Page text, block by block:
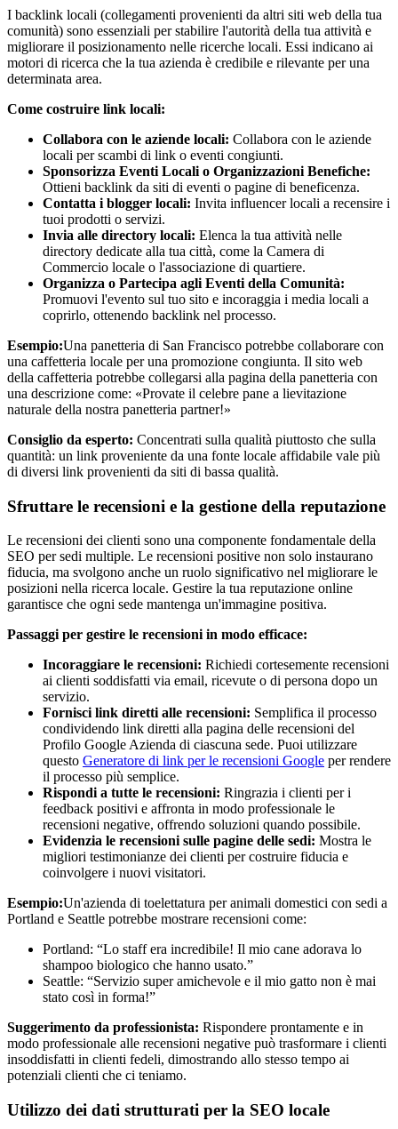
I backlink locali (collegamenti provenienti da altri siti web della tua
comunità) sono essenziali per stabilire l'autorità della tua attività e
migliorare il posizionamento nelle ricerche locali. Essi indicano ai
motori di ricerca che la tua azienda è credibile e rilevante per una
determinata area.
Come costruire link locali:
Collabora con le aziende locali: Collabora con le aziende
locali per scambi di link o eventi congiunti.
Sponsorizza Eventi Locali o Organizzazioni Benefiche:
Ottieni backlink da siti di eventi o pagine di beneficenza.
Contatta i blogger locali: Invita influencer locali a recensire i
tuoi prodotti o servizi.
Invia alle directory locali: Elenca la tua attività nelle
directory dedicate alla tua città, come la Camera di
Commercio locale o l'associazione di quartiere.
Organizza o Partecipa agli Eventi della Comunità:
Promuovi l'evento sul tuo sito e incoraggia i media locali a
coprirlo, ottenendo backlink nel processo.
Esempio:Una panetteria di San Francisco potrebbe collaborare con
una caffetteria locale per una promozione congiunta. Il sito web
della caffetteria potrebbe collegarsi alla pagina della panetteria con
una descrizione come: «Provate il celebre pane a lievitazione
naturale della nostra panetteria partner!»
Consiglio da esperto: Concentrati sulla qualità piuttosto che sulla
quantità: un link proveniente da una fonte locale affidabile vale più
di diversi link provenienti da siti di bassa qualità.
Sfruttare le recensioni e la gestione della reputazione
Le recensioni dei clienti sono una componente fondamentale della
SEO per sedi multiple. Le recensioni positive non solo instaurano
fiducia, ma svolgono anche un ruolo significativo nel migliorare le
posizioni nella ricerca locale. Gestire la tua reputazione online
garantisce che ogni sede mantenga un'immagine positiva.
Passaggi per gestire le recensioni in modo efficace:
Incoraggiare le recensioni: Richiedi cortesemente recensioni
ai clienti soddisfatti via email, ricevute o di persona dopo un
servizio.
Fornisci link diretti alle recensioni: Semplifica il processo
condividendo link diretti alla pagina delle recensioni del
Profilo Google Azienda di ciascuna sede. Puoi utilizzare
questo Generatore di link per le recensioni Google per rendere
il processo più semplice.
Rispondi a tutte le recensioni: Ringrazia i clienti per i
feedback positivi e affronta in modo professionale le
recensioni negative, offrendo soluzioni quando possibile.
Evidenzia le recensioni sulle pagine delle sedi: Mostra le
migliori testimonianze dei clienti per costruire fiducia e
coinvolgere i nuovi visitatori.
Esempio:Un'azienda di toelettatura per animali domestici con sedi a
Portland e Seattle potrebbe mostrare recensioni come:
Portland: “Lo staff era incredibile! Il mio cane adorava lo
shampoo biologico che hanno usato.”
Seattle: “Servizio super amichevole e il mio gatto non è mai
stato così in forma!”
Suggerimento da professionista: Rispondere prontamente e in
modo professionale alle recensioni negative può trasformare i clienti
insoddisfatti in clienti fedeli, dimostrando allo stesso tempo ai
potenziali clienti che ci teniamo.
Utilizzo dei dati strutturati per la SEO locale